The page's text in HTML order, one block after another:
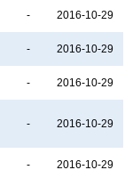
- 2016-10-29
- 2016-10-29
- 2016-10-29
- 2016-10-29
- 2016-10-29